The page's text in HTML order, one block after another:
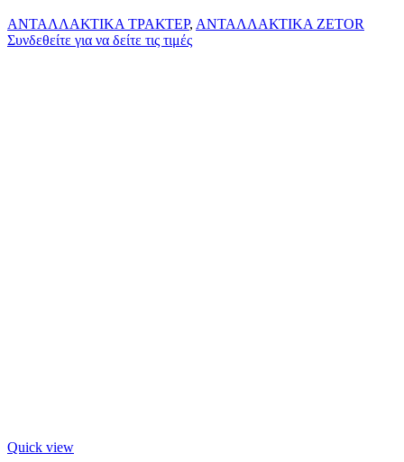
ΑΝΤΑΛΛΑΚΤΙΚΑ ΤΡΑΚΤΕΡ, ΑΝΤΑΛΛΑΚΤΙΚΑ ZETOR
Συνδεθείτε για να δείτε τις τιμές
Quick view